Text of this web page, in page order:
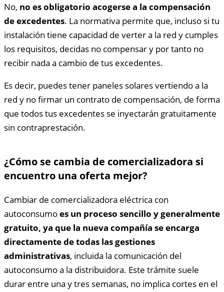
No, no es obligatorio acogerse a la compensación
de excedentes. La normativa permite que, incluso si tu
instalación tiene capacidad de verter a la red y cumples
los requisitos, decidas no compensar y por tanto no
recibir nada a cambio de tus excedentes.
Es decir, puedes tener paneles solares vertiendo a la
red y no firmar un contrato de compensación, de forma
que todos tus excedentes se inyectarán gratuitamente
sin contraprestación.
¿Cómo se cambia de comercializadora si
encuentro una oferta mejor?
Cambiar de comercializadora eléctrica con
autoconsumoes un proceso sencillo y generalmente
gratuito, ya que la nueva compañía se encarga
directamente de todas las gestiones
administrativas, incluida la comunicación del
autoconsumo a la distribuidora. Este trámite suele
durar entre una y tres semanas, no implica cortes en el